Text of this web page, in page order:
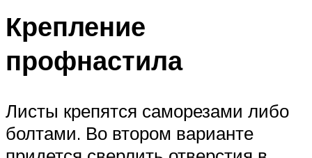
Крепление
профнастила
Листы крепятся саморезами либо
болтами. Во втором варианте